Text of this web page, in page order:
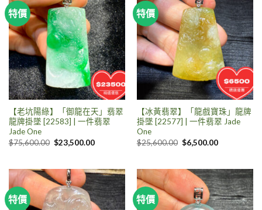
特價
【老坑陽綠】「御龍在天」翡翠
龍牌掛墜 [22583] | 一件翡翠
Jade One
$75,600.00 $23,500.00
特價
【冰黃翡翠】「龍戲寶珠」龍牌
掛墜 [22577] | 一件翡翠 Jade
One
$25,600.00 $6,500.00
特價 特價